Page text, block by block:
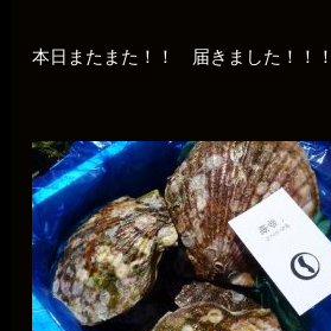
本日またまた！！ 届きました！！！